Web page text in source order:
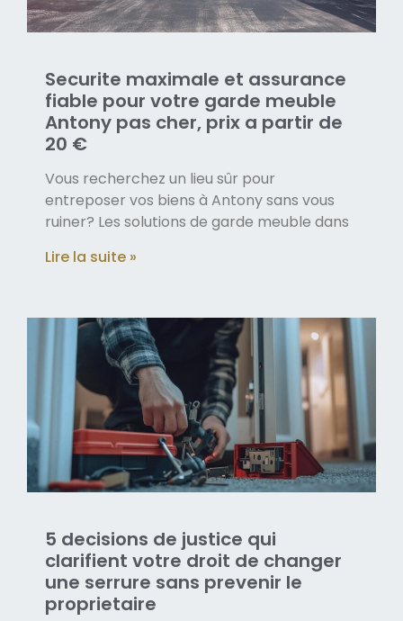
Securite maximale et assurance
fiable pour votre garde meuble
Antony pas cher, prix a partir de
20 €
Vous recherchez un lieu sûr pour
entreposer vos biens à Antony sans vous
ruiner? Les solutions de garde meuble dans
Lire la suite »
5 decisions de justice qui
clarifient votre droit de changer
une serrure sans prevenir le
proprietaire